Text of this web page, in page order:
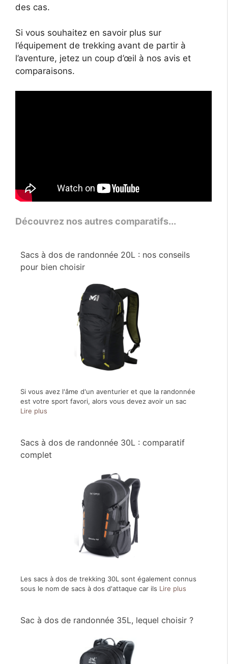
des cas.
Si vous souhaitez en savoir plus sur
l’équipement de trekking avant de partir à
l’aventure, jetez un coup d’œil à nos avis et
comparaisons.
Découvrez nos autres comparatifs...
Sacs à dos de randonnée 20L : nos conseils
pour bien choisir
Si vous avez l'âme d'un aventurier et que la randonnée
est votre sport favori, alors vous devez avoir un sac
Lire plus
Sacs à dos de randonnée 30L : comparatif
complet
Les sacs à dos de trekking 30L sont également connus
sous le nom de sacs à dos d'attaque car ils Lire plus
Sac à dos de randonnée 35L, lequel choisir ?